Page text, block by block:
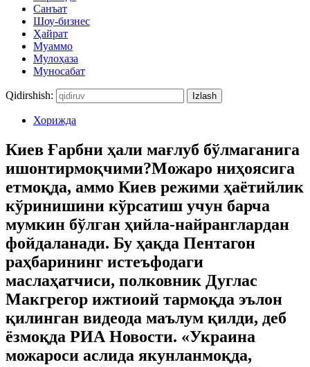
Санъат
Шоу-бизнес
Ҳайрат
Муаммо
Мулоҳаза
Муносабат
Qidirshish:
Хорижда
Киев Ғарбни ҳали мағлуб бўлмаганига
ишонтирмоқчими?Можаро ниҳоясига
етмоқда, аммо Киев режими ҳаётийлик
кўринишини кўрсатиш учун барча
мумкин бўлган ҳийла-найранглардан
фойдаланади. Бу ҳақда Пентагон
раҳбарининг истеъфодаги
маслаҳатчиси, полковник Дуглас
Макгрегор ижтиоий тармоқда эълон
қилинган видеода маълум қилди, деб
ёзмоқда РИА Новости. «Украина
можароси аслида якунланмоқда,